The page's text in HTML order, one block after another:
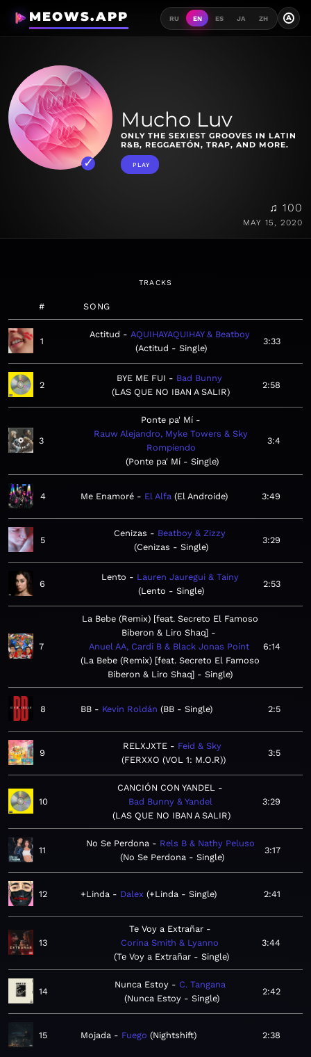
MEOWS.APP RU EN ES JA ZH A
Mucho Luv
ONLY THE SEXIEST GROOVES IN LATIN
R&B, REGGAETÓN, TRAP, AND MORE.
PLAY
♫ 100
MAY 15, 2020
TRACKS
# SONG
1
Actitud
AQUIHAYAQUIHAY & Beatboy
Actitud - Single
3:33
2
BYE ME FUI
Bad Bunny
LAS QUE NO IBAN A SALIR
2:58
3
Ponte pa' Mí
Rauw Alejandro, Myke Towers & Sky
Rompiendo
Ponte pa' Mí - Single
3:4
4 Me Enamoré El Alfa El Androide 3:49
5
Cenizas
Beatboy & Zizzy
Cenizas - Single
3:29
6
Lento
Lauren Jauregui & Tainy
Lento - Single
2:53
7
La Bebe (Remix) [feat. Secreto El Famoso
Biberon & Liro Shaq]
Anuel AA, Cardi B & Black Jonas Point
La Bebe (Remix) [feat. Secreto El Famoso
Biberon & Liro Shaq] - Single
6:14
8 BB Kevin Roldán BB - Single 2:5
9
RELXJXTE
Feid & Sky
FERXXO (VOL 1: M.O.R)
3:5
10
CANCIÓN CON YANDEL
Bad Bunny & Yandel
LAS QUE NO IBAN A SALIR
3:29
11
No Se Perdona
Rels B & Nathy Peluso
No Se Perdona - Single
3:17
12 +Linda Dalex +Linda - Single 2:41
13
Te Voy a Extrañar
Corina Smith & Lyanno
Te Voy a Extrañar - Single
3:44
14
Nunca Estoy
C. Tangana
Nunca Estoy - Single
2:42
15 Mojada Fuego Nightshift 2:38